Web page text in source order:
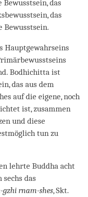
das
das
Bewusstsein.
Hauptgewahrseins
Bodhichitta ist
das aus dem
auf die eigene, noch
ist, zusammen
und diese
tun zu
lehrte Buddha acht
das
gzhi rnam-shes, Skt.